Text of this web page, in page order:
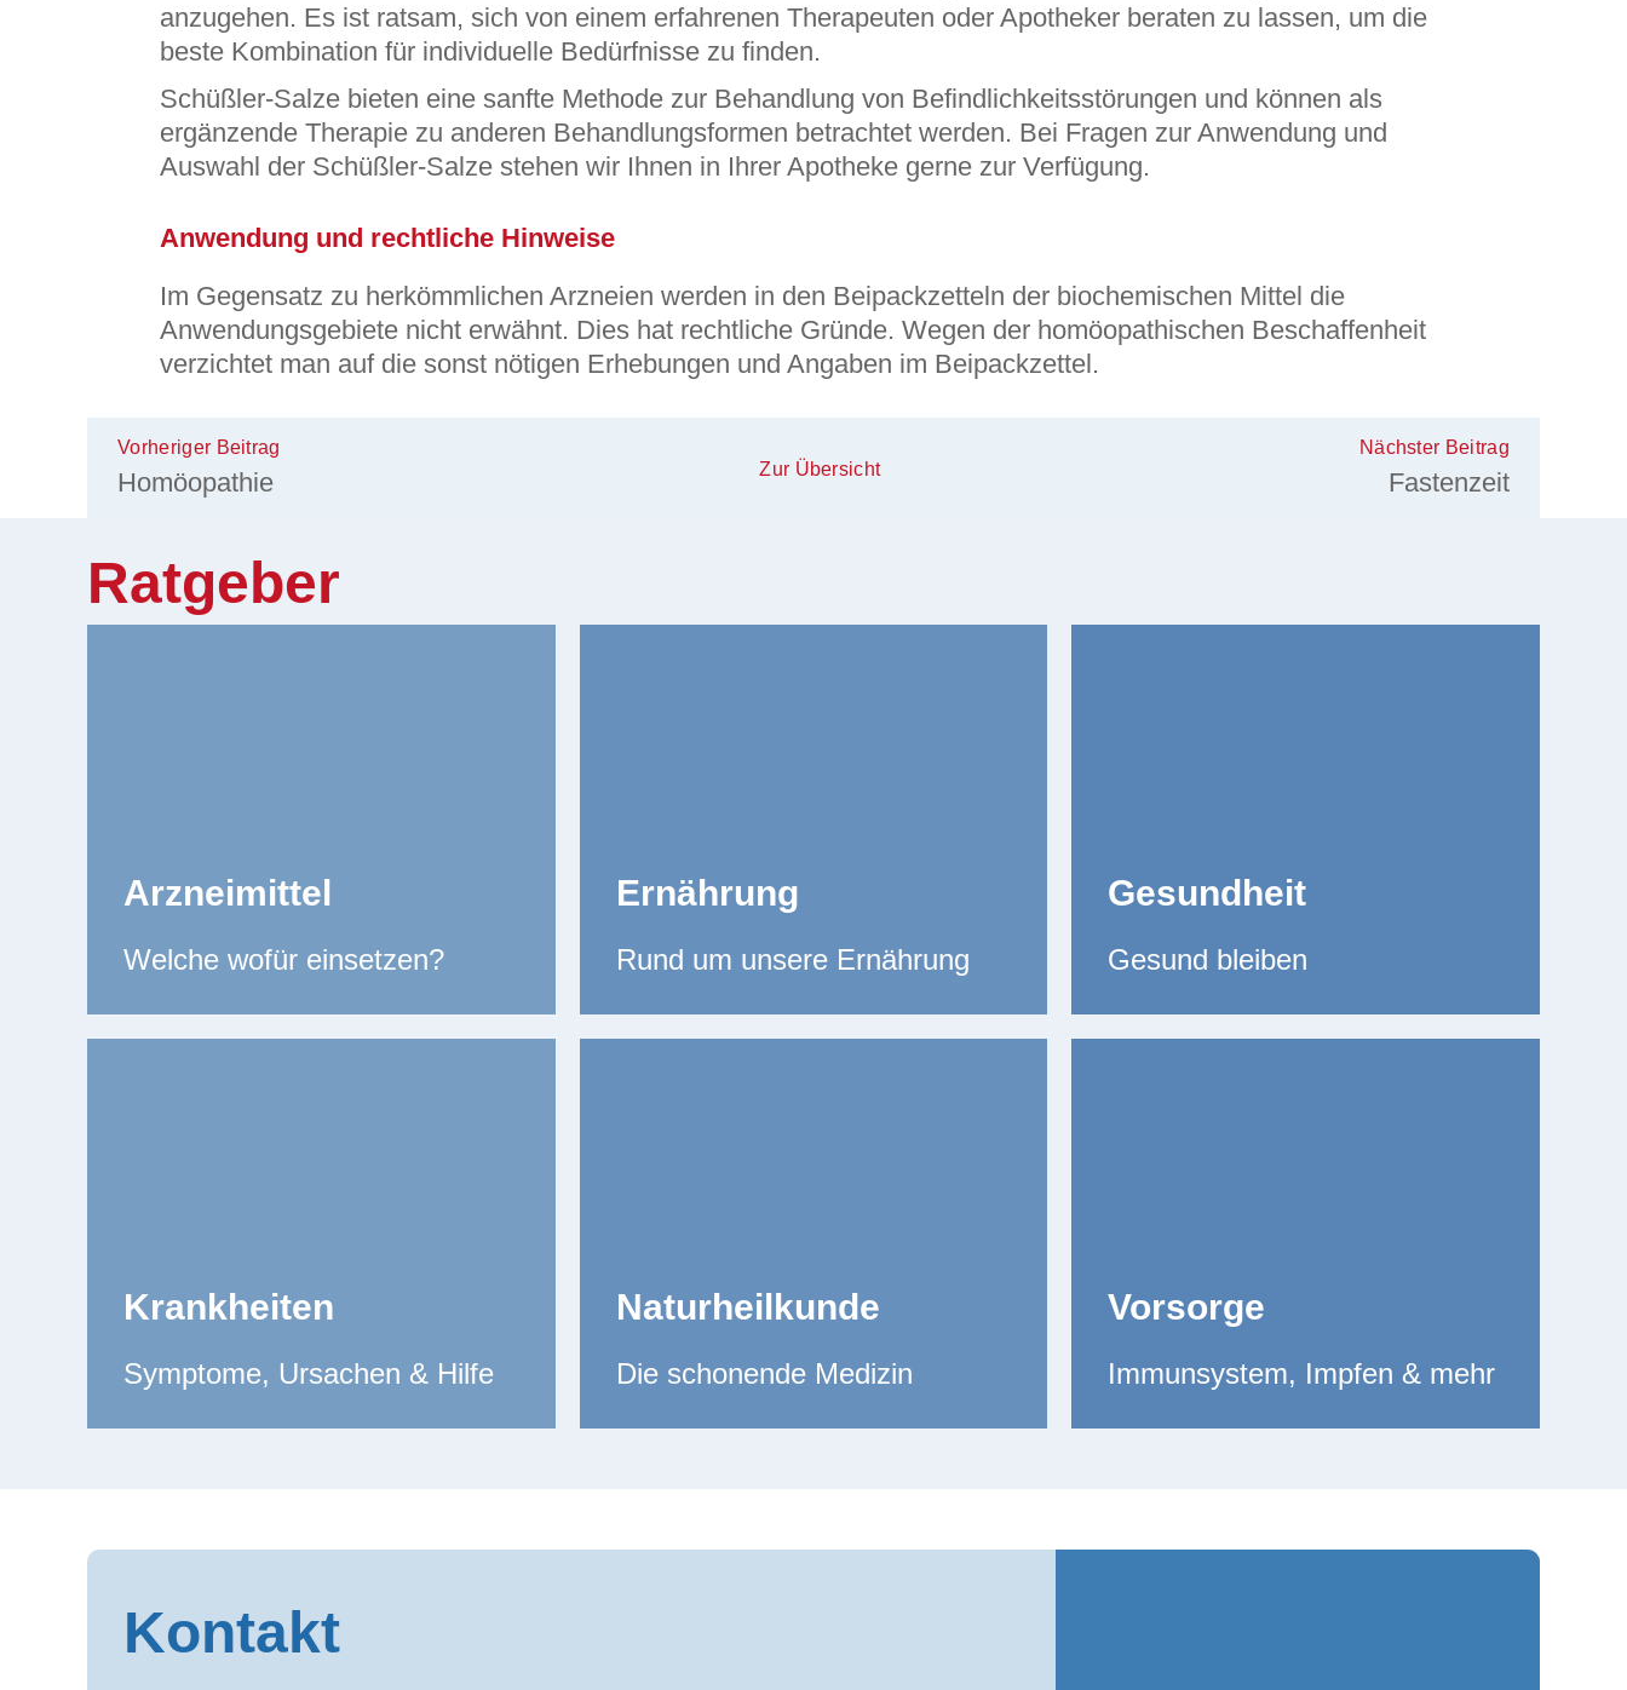
anzugehen. Es ist ratsam, sich von einem erfahrenen Therapeuten oder Apotheker beraten zu lassen, um die
beste Kombination für individuelle Bedürfnisse zu finden.
Schüßler-Salze bieten eine sanfte Methode zur Behandlung von Befindlichkeitsstörungen und können als
ergänzende Therapie zu anderen Behandlungsformen betrachtet werden. Bei Fragen zur Anwendung und
Auswahl der Schüßler-Salze stehen wir Ihnen in Ihrer Apotheke gerne zur Verfügung.
Anwendung und rechtliche Hinweise
Im Gegensatz zu herkömmlichen Arzneien werden in den Beipackzetteln der biochemischen Mittel die
Anwendungsgebiete nicht erwähnt. Dies hat rechtliche Gründe. Wegen der homöopathischen Beschaffenheit
verzichtet man auf die sonst nötigen Erhebungen und Angaben im Beipackzettel.
Vorheriger Beitrag
Homöopathie Zur Übersicht
Nächster Beitrag
Fastenzeit
Ratgeber
Arzneimittel
Welche wofür einsetzen?
Ernährung
Rund um unsere Ernährung
Gesundheit
Gesund bleiben
Krankheiten
Symptome, Ursachen & Hilfe
Naturheilkunde
Die schonende Medizin
Vorsorge
Immunsystem, Impfen & mehr
Kontakt